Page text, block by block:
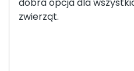
dobra opcja dla
zwierząt.